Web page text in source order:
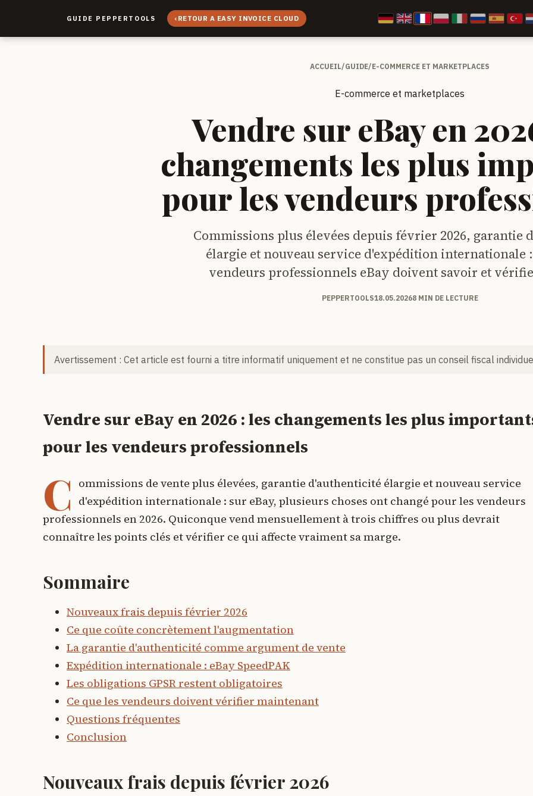
GUIDE PEPPERTOOLS ‹ RETOUR A EASY INVOICE CLOUD
ACCUEIL/GUIDE/E-COMMERCE ET MARKETPLACES
E-commerce et marketplaces
Vendre sur eBay en
changements les plus
pour les vendeurs
Commissions plus élevées depuis février 2026, garantie
élargie et nouveau service d'expédition internationale :
vendeurs professionnels eBay doivent savoir et
PEPPERTOOLS18.05.20268 MIN DE LECTURE
Avertissement : Cet article est fourni a titre informatif uniquement et ne constitue pas un conseil fiscal
Vendre sur eBay en 2026 : les changements les plus
pour les vendeurs professionnels
C ommissions de vente plus élevées, garantie d'authenticité élargie et nouveau service
d'expédition internationale : sur eBay, plusieurs choses ont changé pour les vendeurs
professionnels en 2026. Quiconque vend mensuellement à trois chiffres ou plus devrait
connaître les points clés et vérifier ce qui affecte vraiment sa marge.
Sommaire
Nouveaux frais depuis février 2026
Ce que coûte concrètement l'augmentation
La garantie d'authenticité comme argument de vente
Expédition internationale : eBay SpeedPAK
Les obligations GPSR restent obligatoires
Ce que les vendeurs doivent vérifier maintenant
Questions fréquentes
Conclusion
Nouveaux frais depuis février 2026